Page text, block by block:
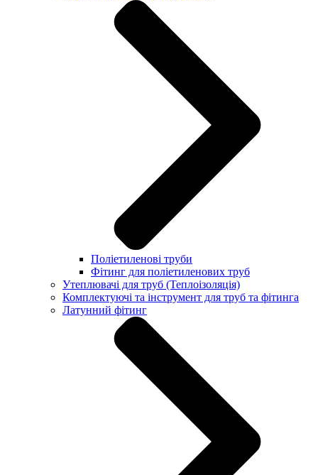
Поліетиленові труби
Фітинг для поліетиленових труб
Утеплювачі для труб (Теплоізоляція)
Комплектуючі та інструмент для труб та фітинга
Латунний фітинг